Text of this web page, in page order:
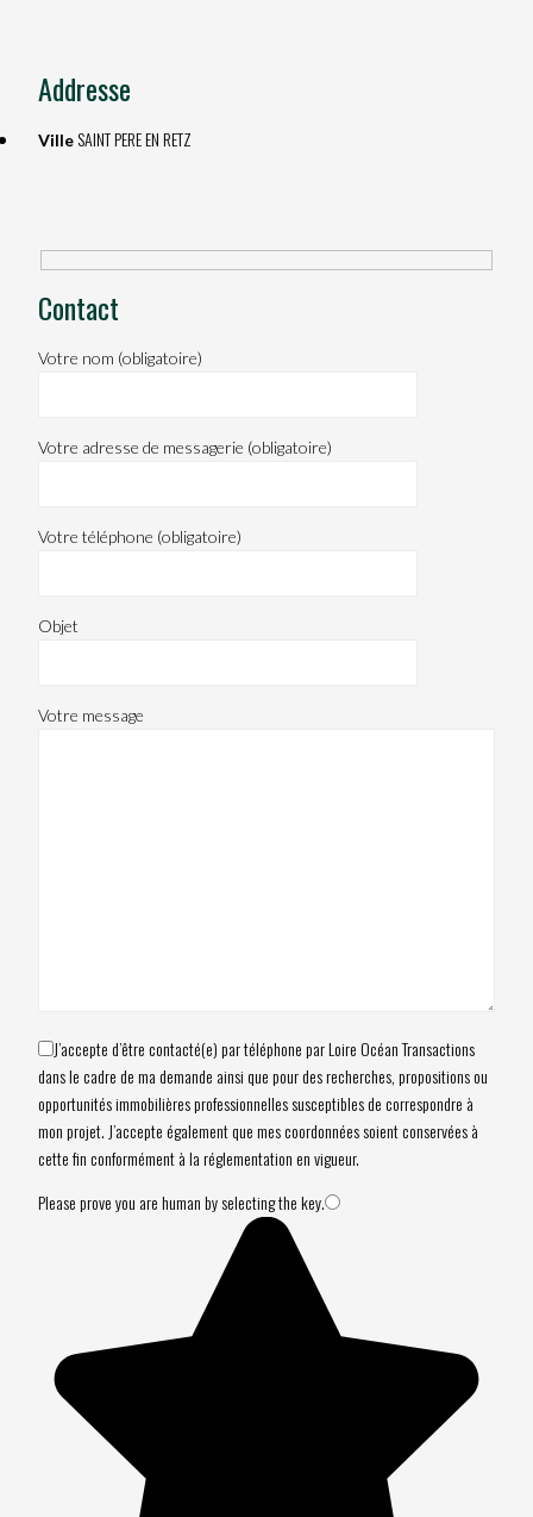
Addresse
Ville SAINT PERE EN RETZ
Contact
Votre nom (obligatoire)
Votre adresse de messagerie (obligatoire)
Votre téléphone (obligatoire)
Objet
Votre message
J’accepte d’être contacté(e) par téléphone par Loire Océan Transactions
dans le cadre de ma demande ainsi que pour des recherches, propositions ou
opportunités immobilières professionnelles susceptibles de correspondre à
mon projet. J’accepte également que mes coordonnées soient conservées à
cette fin conformément à la réglementation en vigueur.
Please prove you are human by selecting thekey.